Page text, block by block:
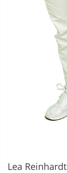
Lea Reinhardt